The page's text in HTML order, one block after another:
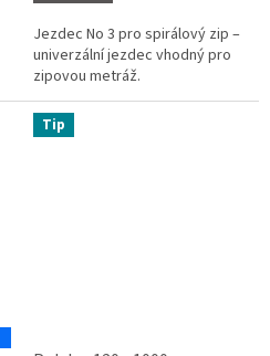
hvězdiček.
Jezdec No 3 pro spirálový zip –
univerzální jezdec vhodný pro
zipovou metráž.
Tip